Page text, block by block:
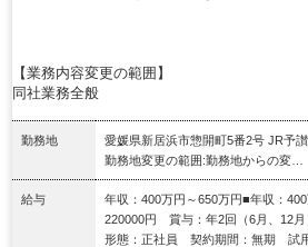
【業務内容変更の範囲】
同社業務全般
勤務地
愛媛県新居浜市惣開町5番2号 JR予
勤務地変更の範囲:勤務地からの変…
給与
年収：400万円～650万円■年収：
220000円 賞与：年2回（6月、12
形態：正社員 契約期間：無期 試用